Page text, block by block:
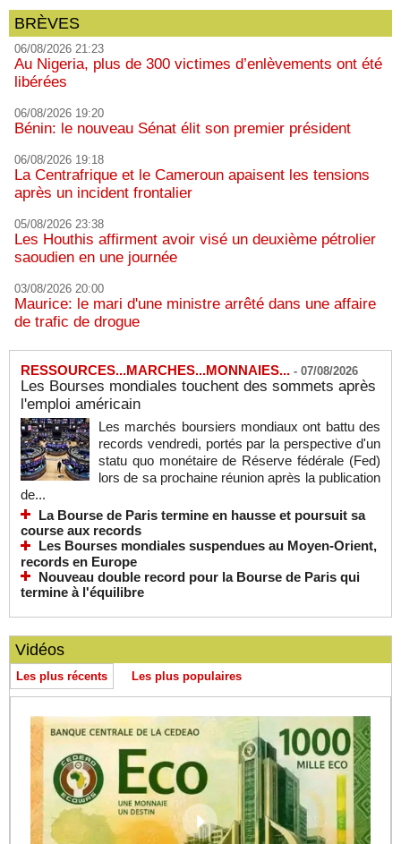
BRÈVES
06/08/2026 21:23
Au Nigeria, plus de 300 victimes d’enlèvements ont été
libérées
06/08/2026 19:20
Bénin: le nouveau Sénat élit son premier président
06/08/2026 19:18
La Centrafrique et le Cameroun apaisent les tensions
après un incident frontalier
05/08/2026 23:38
Les Houthis affirment avoir visé un deuxième pétrolier
saoudien en une journée
03/08/2026 20:00
Maurice: le mari d'une ministre arrêté dans une affaire
de trafic de drogue
RESSOURCES...MARCHES...MONNAIES... - 07/08/2026
Les Bourses mondiales touchent des sommets après
l'emploi américain
Les marchés boursiers mondiaux ont battu des
records vendredi, portés par la perspective d'un
statu quo monétaire de Réserve fédérale (Fed)
lors de sa prochaine réunion après la publication
de...
La Bourse de Paris termine en hausse et poursuit sa
course aux records
Les Bourses mondiales suspendues au Moyen-Orient,
records en Europe
Nouveau double record pour la Bourse de Paris qui
termine à l'équilibre
Vidéos
Les plus récents Les plus populaires